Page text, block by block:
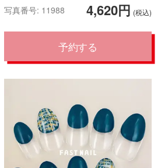
4,620円 (税込)
写真番号: 11988
予約する